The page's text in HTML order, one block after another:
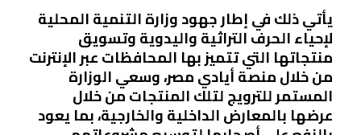
يأتي ذلك في إطار جهود وزارة التنمية المحلية
لإحياء الحرف التراثية واليدوية وتسويق
منتجاتها التي تتميز بها المحافظات عبر الإنترنت
من خلال منصة أيادي مصر، وسعي الوزارة
المستمر للترويج لتلك المنتجات من خلال
عرضها بالمعارض الداخلية والخارجية، بما يعود